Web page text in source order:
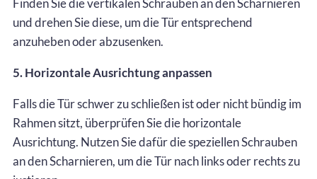
und drehen Sie diese, um die Tür entsprechend
anzuheben oder abzusenken.
5. Horizontale Ausrichtung anpassen
Falls die Tür schwer zu schließen ist oder nicht bündig im
Rahmen sitzt, überprüfen Sie die horizontale
Ausrichtung. Nutzen Sie dafür die speziellen Schrauben
an den Scharnieren, um die Tür nach links oder rechts zu